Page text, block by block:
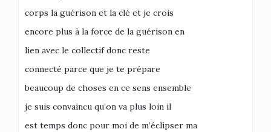
corps la guérison et la clé et je crois
encore plus à la force de la guérison en
lien avec le collectif donc reste
connecté parce que je te prépare
beaucoup de choses en ce sens ensemble
je suis convaincu qu’on va plus loin il
est temps donc pour moi de m’éclipser ma